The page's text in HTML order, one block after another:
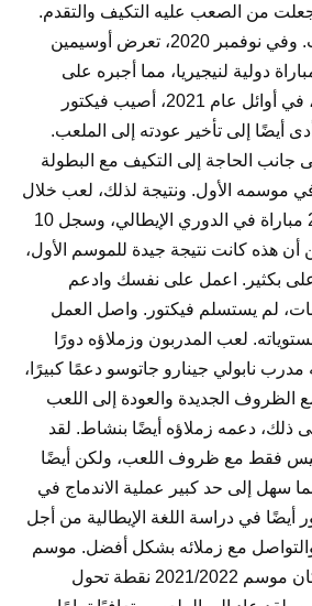
جعلت من الصعب عليه التكيف والتقدم.
أولا، كانت هناك إصابات. وفي نوفمبر 2020، تعرض أوسيمين
دولية لنيجيريا، مما أجبره على
الغياب لعدة أسابيع. ثم، في أوائل عام 2021، أصيب فيكتور
19، مما أدى أيضًا إلى تأخير عودته إلى الملعب.
جانب الحاجة إلى التكيف مع البطولة
موسمه الأول. ونتيجة لذلك، لعب خلال
موسم 2020/2021، 24 مباراة في الدوري الإيطالي، وسجل 10
هذه كانت نتيجة جيدة للموسم الأول،
أعلى بكثير. اعمل على نفسك وادعم
لم يستسلم فيكتور. واصل العمل
لعب المدربون وزملاؤه دورًا
نابولي جينارو جاتوسو دعمًا كبيرًا،
الجديدة والعودة إلى اللعب
ذلك، دعمه زملاؤه أيضًا بنشاط. لقد
فقط مع ظروف اللعب، ولكن أيضًا
سهل إلى حد كبير عملية الاندماج في
أيضًا في دراسة اللغة الإيطالية من أجل
مع زملائه بشكل أفضل. موسم
الاختراق 2021/2022 كان موسم 2021/2022 نقطة تحول